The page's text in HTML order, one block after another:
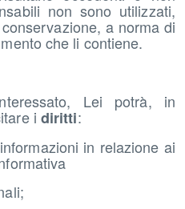
non sono utilizzati,
a norma di
che li contiene.
Lei potrà, in
i diritti:
in relazione ai